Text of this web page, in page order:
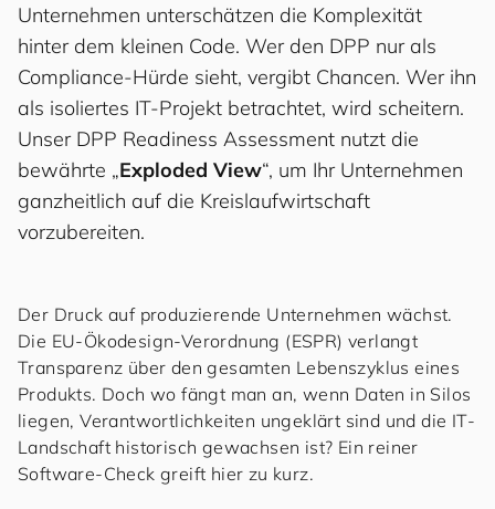
Unternehmen unterschätzen die Komplexität
hinter dem kleinen Code. Wer den DPP nur als
Compliance-Hürde sieht, vergibt Chancen. Wer ihn
als isoliertes IT-Projekt betrachtet, wird scheitern.
Unser DPP Readiness Assessment nutzt die
bewährte „Exploded View“, um Ihr Unternehmen
ganzheitlich auf die Kreislaufwirtschaft
vorzubereiten.
Der Druck auf produzierende Unternehmen wächst.
Die EU-Ökodesign-Verordnung (ESPR) verlangt
Transparenz über den gesamten Lebenszyklus eines
Produkts. Doch wo fängt man an, wenn Daten in Silos
liegen, Verantwortlichkeiten ungeklärt sind und die IT-
Landschaft historisch gewachsen ist? Ein reiner
Software-Check greift hier zu kurz.